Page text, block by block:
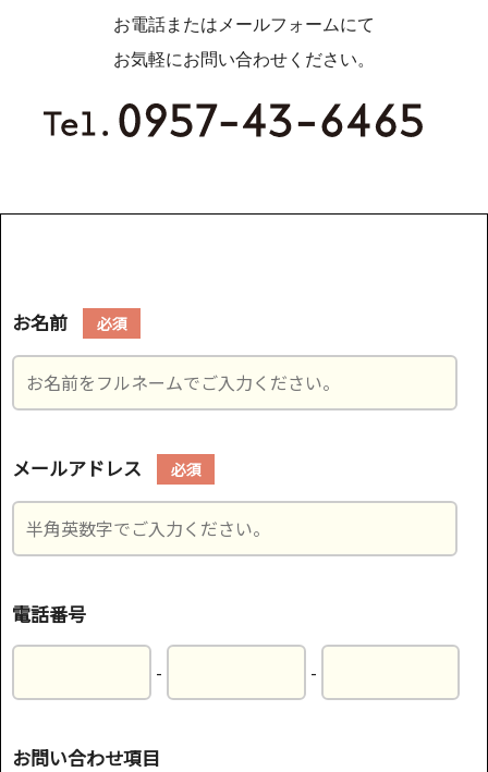
お電話またはメールフォームにて
お気軽にお問い合わせください。
お名前 必須
メールアドレス 必須
電話番号
- -
お問い合わせ項目